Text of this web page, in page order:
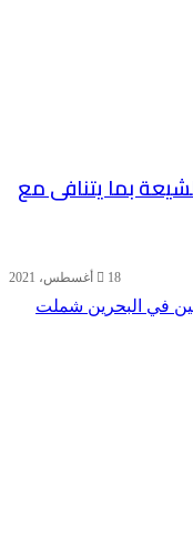
بما يتنافى مع
18 أغسطس، 2021